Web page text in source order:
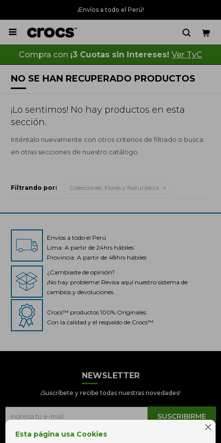

Esta página usa Cookies
Crocs Perú
● En línea
¡Envíos a todo el Perú!

Compra con ¡3 Cuotas sin Intereses! Ver TyC
NO SE HAN RECUPERADO PRODUCTOS
¡Lo sentimos! No hay productos en esta
sección.
Inténtalo nuevamente con otros criterios de filtrado o busca
en otras secciones de nuestro catálogo.
Filtrando por: Colecciones: Flores y Naturaleza
Envíos a todo el Perú
Lima: A partir de 24hrs hábiles
Provincia: A partir de 48hrs hábiles
¿Cambiaste de opinión?
¡No hay problema! Revisa aquí nuestro sistema de
cambios y devoluciones.
Crocs™ productos 100% Originales.
Con la calidad y el respaldo de Crocs™
NEWSLETTER
¡Suscríbete y recibe todas nuestras novedades!
SUSCRIBIRME